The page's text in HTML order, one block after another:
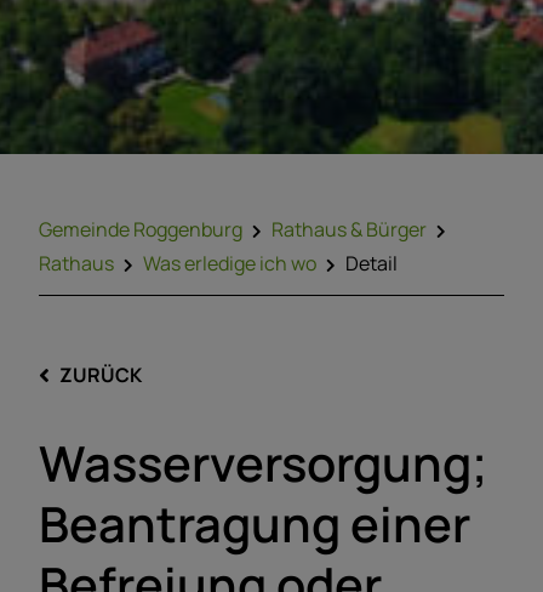
Gemeinde Roggenburg
Rathaus & Bürger
Rathaus
Was erledige ich wo Detail
ZURÜCK
Wasserversorgung;
Beantragung einer